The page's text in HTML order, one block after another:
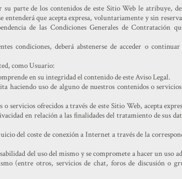
parte de los contenidos de este Sitio Web le atribuye,
que acepta expresa, voluntariamente y sin
de las Condiciones Generales de Contratación
condiciones, deberá abstenerse de acceder o
como Usuario:
en su integridad el contenido de este Aviso Legal.
haciendo uso de alguno de nuestros contenidos o
servicios ofrecidos a través de este Sitio Web, acepta
en relación a las finalidades del tratamiento de sus
del coste de conexión a Internet a través de la
del uso del mismo y se compromete a hacer un uso
(entre otros, servicios de chat, foros de discusión o